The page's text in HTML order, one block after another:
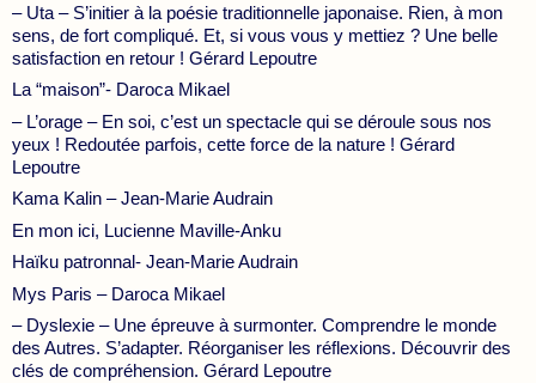
– Uta – S’initier à la poésie traditionnelle japonaise. Rien, à mon
sens, de fort compliqué. Et, si vous vous y mettiez ? Une belle
satisfaction en retour ! Gérard Lepoutre
La “maison”- Daroca Mikael
– L’orage – En soi, c’est un spectacle qui se déroule sous nos
yeux ! Redoutée parfois, cette force de la nature ! Gérard
Lepoutre
Kama Kalin – Jean-Marie Audrain
En mon ici, Lucienne Maville-Anku
Haïku patronnal- Jean-Marie Audrain
Mys Paris – Daroca Mikael
– Dyslexie – Une épreuve à surmonter. Comprendre le monde
des Autres. S’adapter. Réorganiser les réflexions. Découvrir des
clés de compréhension. Gérard Lepoutre